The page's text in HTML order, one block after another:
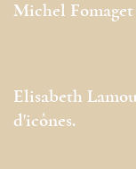
Michel
Elisabeth
d'icônes.